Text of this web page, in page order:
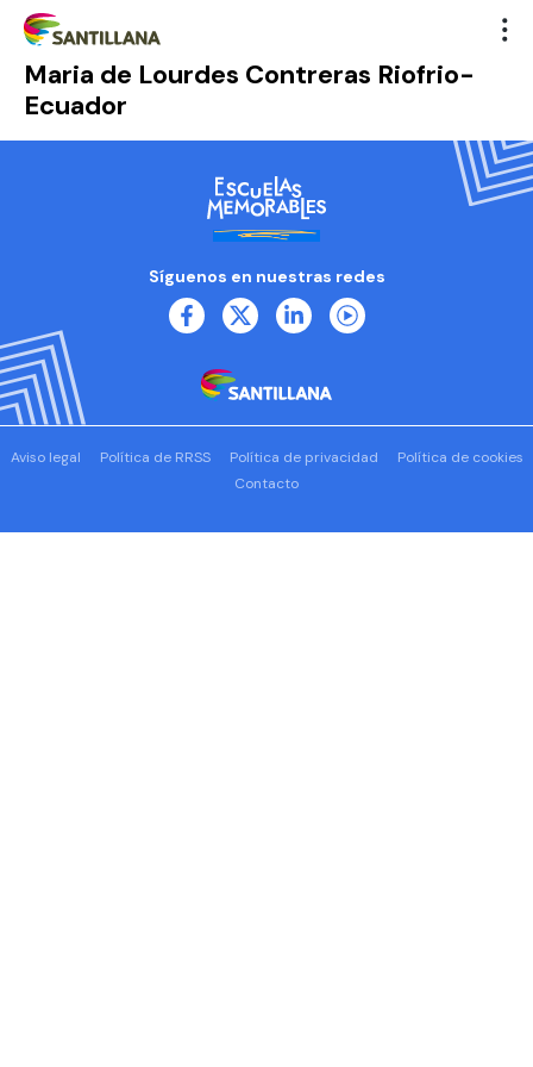
Maria de Lourdes Contreras Riofrio-
Ecuador
Síguenos en nuestras redes
Aviso legal Política de RRSS Política de privacidad
Política de cookies
Contacto